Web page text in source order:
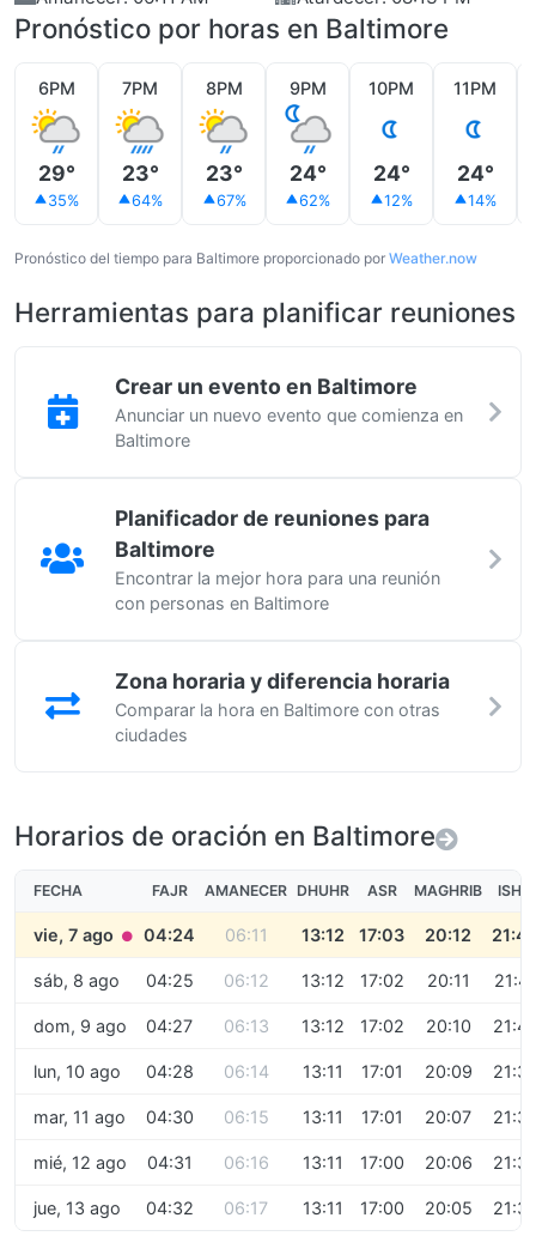
Pronóstico por horas en Baltimore
6PM
29°
35%
7PM
23°
64%
8PM
23°
67%
9PM
24°
62%
10PM
24°
12%
11PM
24°
14%
Pronóstico del tiempo para Baltimore proporcionado por Weather.now
Herramientas para planificar reuniones
Crear un evento en Baltimore
Anunciar un nuevo evento que comienza en
Baltimore
Planificador de reuniones para
Baltimore
Encontrar la mejor hora para una reunión
con personas en Baltimore
Zona horaria y diferencia horaria
Comparar la hora en Baltimore con otras
ciudades
Horarios de oración en Baltimore
FECHA FAJR AMANECER DHUHR ASR MAGHRIB ISHA
vie, 7 ago ● 04:24 06:11 13:12 17:03 20:12
sáb, 8 ago 04:25 06:12 13:12 17:02 20:11 21:41
dom, 9 ago 04:27 06:13 13:12 17:02 20:10
lun, 10 ago 04:28 06:14 13:11 17:01 20:09
mar, 11 ago 04:30 06:15 13:11 17:01 20:07 21:37
mié, 12 ago 04:31 06:16 13:11 17:00 20:06
jue, 13 ago 04:32 06:17 13:11 17:00 20:05